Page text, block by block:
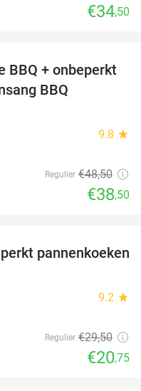
€34,50
21%
BBQ + onbeperkt
BBQ
9.8 star
Regulier €48,50
€38,50
30%
pannenkoeken
9.2 star
Regulier €29,50
€20,75